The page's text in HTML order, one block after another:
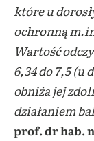
które u
ochronną
Wartość
6,34 do 7,5 (u
obniża jej
działaniem
prof. dr hab.